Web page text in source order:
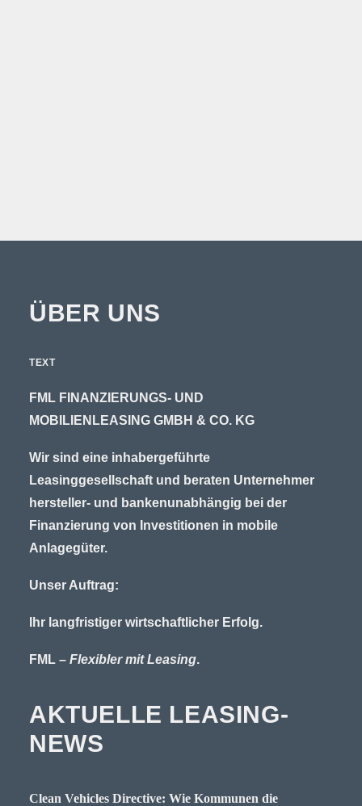
ÜBER UNS
TEXT
FML FINANZIERUNGS- UND
MOBILIENLEASING GMBH & CO. KG
Wir sind eine inhabergeführte
Leasinggesellschaft und beraten Unternehmer
hersteller- und bankenunabhängig bei der
Finanzierung von Investitionen in mobile
Anlagegüter.
Unser Auftrag:
Ihr langfristiger wirtschaftlicher Erfolg.
FML – Flexibler mit Leasing.
AKTUELLE LEASING-
NEWS
Clean Vehicles Directive: Wie Kommunen die